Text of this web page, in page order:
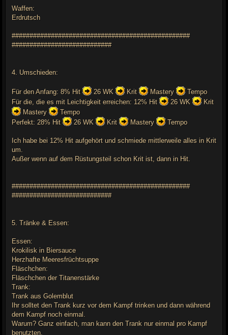
Waffen:
Erdrutsch
##################################################
############################
4. Umschieden:
Für den Anfang: 8% Hit 26 WK Krit Mastery
Tempo
Für die, die es mit Leichtigkeit erreichen: 12% Hit
26 WK
Krit
Mastery
Tempo
Perfekt: 28% Hit
26 WK Krit Mastery Tempo
Ich habe bei 12% Hit aufgehört und schmiede mittlerweile alles in Krit
um.
Außer wenn auf dem Rüstungsteil schon Krit ist, dann in Hit.
##################################################
############################
5. Tränke & Essen:
Essen:
Krokilisk in Biersauce
Herzhafte Meeresfrüchtsuppe
Fläschchen:
Fläschchen der Titanenstärke
Trank:
Trank aus Golemblut
Ihr solltet den Trank kurz vor dem Kampf trinken und dann während
dem Kampf noch einmal.
Warum? Ganz einfach, man kann den Trank nur einmal pro Kampf
benutzten.